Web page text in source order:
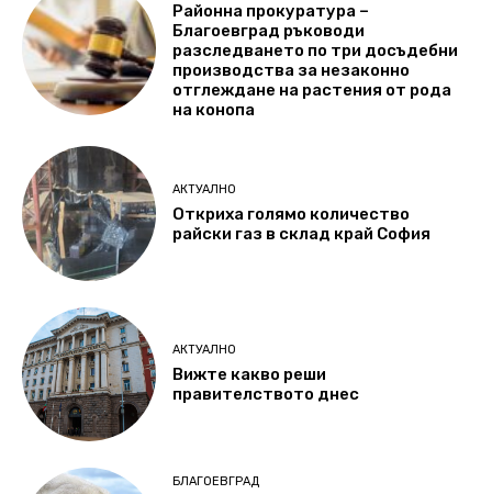
Районна прокуратура –
Благоевград ръководи
разследването по три досъдебни
производства за незаконно
отглеждане на растения от рода
на конопа
АКТУАЛНО
Откриха голямо количество
райски газ в склад край София
АКТУАЛНО
Вижте какво реши
правителството днес
БЛАГОЕВГРАД